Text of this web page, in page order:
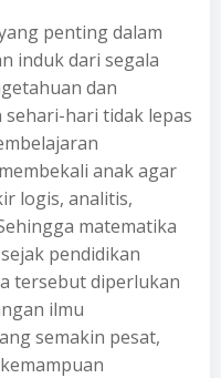
penting dalam
induk dari segala
dan
sehari-hari tidak lepas
anak agar
logis, analitis,
matematika
pendidikan
tersebut diperlukan
ilmu
semakin pesat,